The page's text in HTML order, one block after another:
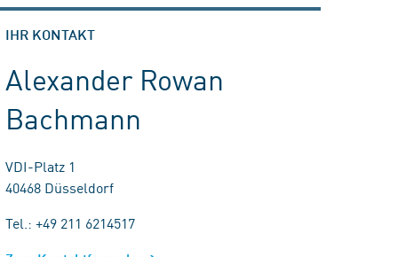
IHR KONTAKT
Alexander Rowan
Bachmann
VDI-Platz 1
40468 Düsseldorf
Tel.: +49 211 6214517